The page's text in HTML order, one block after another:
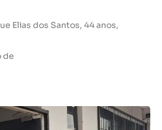
Elias dos Santos, 44 anos,
de